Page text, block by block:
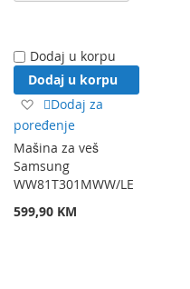
Dodaj u korpu
Dodaj u korpu
Dodaj
na
listu
želja
Dodaj za
poređenje
Mašina za veš
Samsung
WW81T301MWW/LE
599,90 KM